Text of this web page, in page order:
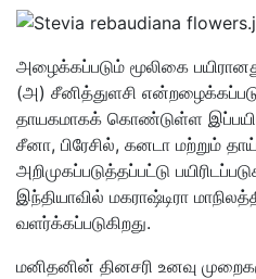
அழைக்கப்படும் மூலிகை
(அ) சீனித்துளசி
தாயகமாகக் கொண்டுள்ள
சீனா, பிரேசில், கனடா மற்றும்
அறிமுகப்படுத்தப்பட்டு
இந்தியாவில் மகராஷ்டிரா
வளர்க்கப்படுகிறது.
மனிதனின் தினசரி உனவு